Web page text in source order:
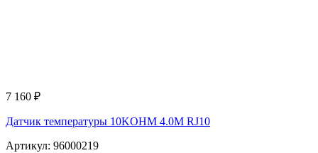
7 160 ₽
Датчик температуры 10KOHM 4.0M RJ10
Артикул: 96000219